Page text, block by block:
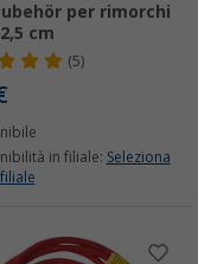
per rimorchi
cm
(5)
in filiale: Seleziona